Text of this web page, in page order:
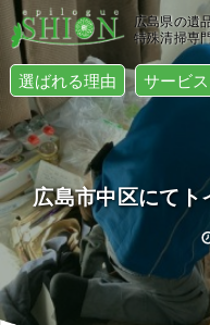
広島県の遺
特殊清掃専
選ばれる理由 サービス
広島市中区にて